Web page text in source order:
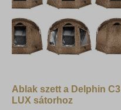
Ablak szett a Delphin C3
LUX sátorhoz